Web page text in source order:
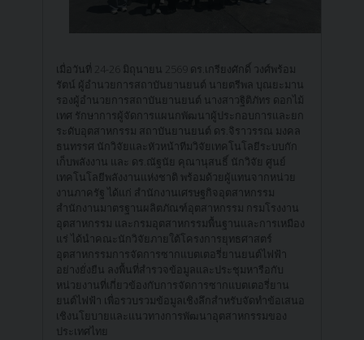
เมื่อวันที่ 24-26 มิถุนายน 2569 ดร.เกรียงศักดิ์ วงศ์พร้อม
รัตน์ ผู้อำนวยการสถาบันยานยนต์ นายตรีพล บุณยะมาน
รองผู้อำนวยการสถาบันยานยนต์ นางสาวฐิติภัทร ดอกไม้
เทศ รักษาการผู้จัดการแผนกพัฒนาผู้ประกอบการและยก
ระดับอุตสาหกรรม สถาบันยานยนต์ ดร.จิราวรรณ มงคล
ธนทรรศ นักวิจัยและหัวหน้าทีมวิจัยเทคโนโลยีระบบกัก
เก็บพลังงาน และ ดร.ณัฐนัย คุณานุสนธิ์ นักวิจัย ศูนย์
เทคโนโลยีพลังงานแห่งชาติ พร้อมด้วยผู้แทนจากหน่วย
งานภาครัฐ ได้แก่ สำนักงานเศรษฐกิจอุตสาหกรรม
สำนักงานมาตรฐานผลิตภัณฑ์อุตสาหกรรม กรมโรงงาน
อุตสาหกรรม และกรมอุตสาหกรรมพื้นฐานและการเหมือง
แร่ ได้นำคณะนักวิจัยภายใต้โครงการยุทธศาสตร์
อุตสาหกรรมการจัดการซากแบตเตอรี่ยานยนต์ไฟฟ้า
อย่างยั่งยืน ลงพื้นที่สำรวจข้อมูลและประชุมหารือกับ
หน่วยงานที่เกี่ยวข้องกับการจัดการซากแบตเตอรี่ยาน
ยนต์ไฟฟ้า เพื่อรวบรวมข้อมูลเชิงลึกสำหรับจัดทำข้อเสนอ
เชิงนโยบายและแนวทางการพัฒนาอุตสาหกรรมของ
ประเทศไทย